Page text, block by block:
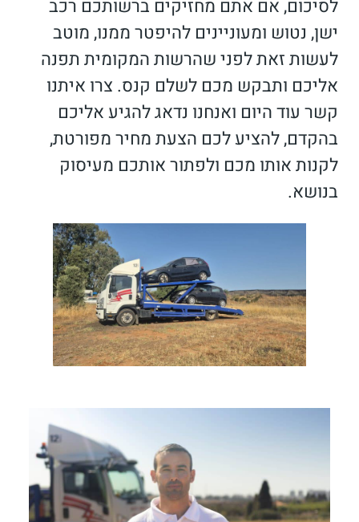
לסיכום, אם אתם מחזיקים ברשותכם רכב
ישן, נטוש ומעוניינים להיפטר ממנו, מוטב
לעשות זאת לפני שהרשות המקומית תפנה
אליכם ותבקש מכם לשלם קנס. צרו איתנו
קשר עוד היום ואנחנו נדאג להגיע אליכם
בהקדם, להציע לכם הצעת מחיר מפורטת,
לקנות אותו מכם ולפתור אותכם מעיסוק
בנושא.